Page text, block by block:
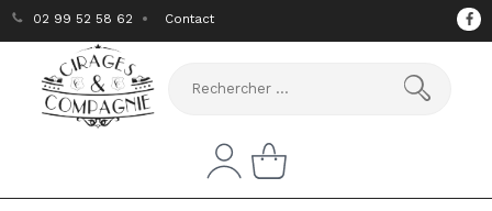
02 99 52 58 62 Contact